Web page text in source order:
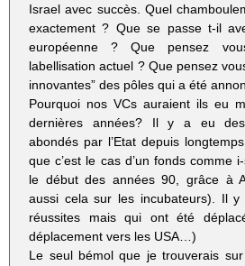
Israel avec succès. Quel
exactement ? Que se passe t-il
européenne ? Que pensez
labellisation actuel ? Que pensez
innovantes” des pôles qui a été
Pourquoi nos VCs auraient ils eu
dernières années? Il y a eu des
abondés par l’Etat depuis
que c’est le cas d’un fonds comme
le début des années 90, grâce à
aussi cela sur les incubateurs). Il
réussites mais qui ont été
déplacement vers les USA…)
Le seul bémol que je trouverais